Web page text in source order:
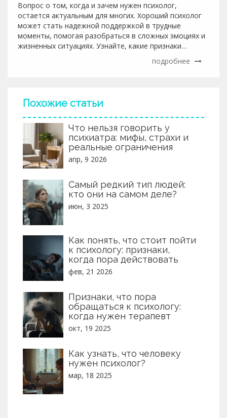
Вопрос о том, когда и зачем нужен психолог,
остается актуальным для многих. Хороший психолог
может стать надежной поддержкой в трудные
моменты, помогая разобраться в сложных эмоциях и
жизненных ситуациях. Узнайте, какие признаки
профессионалу и что отличает по-настоящему
помощь может сделать вашу жизнь более
гармоничной и полной.
подробнее
Похожие статьи
Что нельзя говорить у
психиатра: мифы, страхи и
реальные ограничения
апр, 9 2026
Самый редкий тип людей:
кто они на самом деле?
июн, 3 2025
Как понять, что стоит пойти
к психологу: признаки,
когда пора действовать
фев, 21 2026
Признаки, что пора
обращаться к психологу:
когда нужен терапевт
окт, 19 2025
Как узнать, что человеку
нужен психолог?
мар, 18 2025